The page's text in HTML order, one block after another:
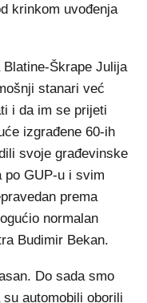
krinkom uvođenja
Škrape Julija
stanari već
i da im se prijeti
izgrađene 60-ih
svoje građevinske
po GUP-u i svim
prema
normalan
Budimir Bekan.
Do sada smo
automobili oborili